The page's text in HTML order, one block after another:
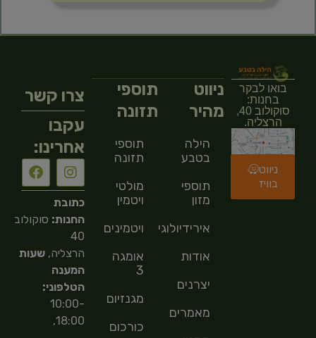
בואו לבקר
בחנות:
סוקולוב 40,
הרצליה.
ניווט
בוויז
ניווט
מהיר
הילה
בטבע
תוספי
מזון
אירידיולוגיה
אודות
יצרנים
מאמרים
תוספי
תזונה
תוספי
תזונה
מולטי
ויטמין
ויטמינים
אומגה
3
מגנזיום
כורכום
צרו קשר
עקבו
אחרינו:
כתובת
החנות: סוקולוב
40
הרצליה,שעות
המענה
הטלפוני:
10:00-
18:00,